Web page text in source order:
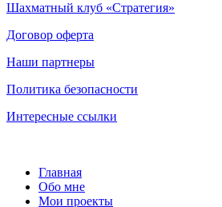
Шахматный клуб «Стратегия»
Договор оферта
Наши партнеры
Политика безопасности
Интересные ссылки
Главная
Обо мне
Мои проекты